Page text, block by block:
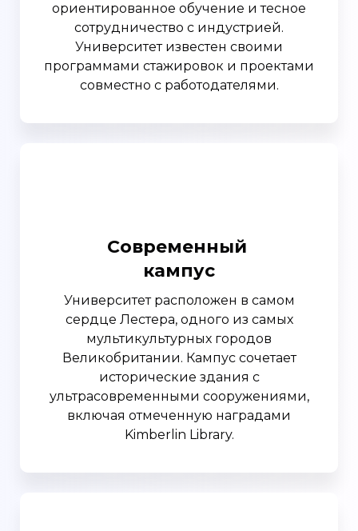
ориентированное обучение и тесное
сотрудничество с индустрией.
Университет известен своими
программами стажировок и проектами
совместно с работодателями.
Современный
кампус
Университет расположен в самом
сердце Лестера, одного из самых
мультикультурных городов
Великобритании. Кампус сочетает
исторические здания с
ультрасовременными сооружениями,
включая отмеченную наградами
Kimberlin Library.